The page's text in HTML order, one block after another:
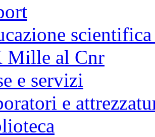
Mille al Cnr
e servizi
e